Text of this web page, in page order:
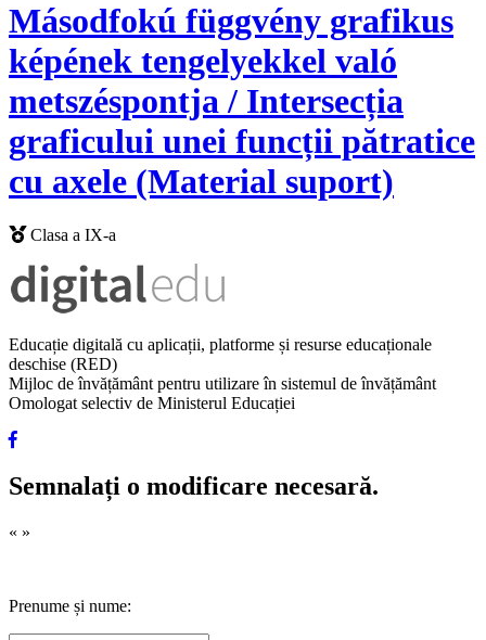
Másodfokú függvény grafikus
képének tengelyekkel való
metszéspontja / Intersecția
graficului unei funcții pătratice
cu axele (Material suport)
Clasa a IX-a
Educație digitală cu aplicații, platforme și resurse educaționale
deschise (RED)
Mijloc de învățământ pentru utilizare în sistemul de învățământ
Omologat selectiv de Ministerul Educației
Semnalați o modificare necesară.
« »
Prenume și nume: